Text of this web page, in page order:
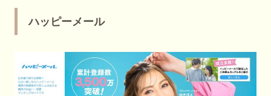
ハッピーメール